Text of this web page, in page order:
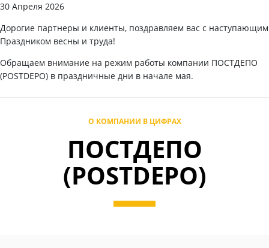
30 Апреля 2026
Дорогие партнеры и клиенты, поздравляем вас с наступающим
Праздником весны и труда!
Обращаем внимание на режим работы компании ПОСТДЕПО
(POSTDEPO) в праздничные дни в начале мая.
О КОМПАНИИ В ЦИФРАХ
ПОСТДЕПО
(POSTDEPO)